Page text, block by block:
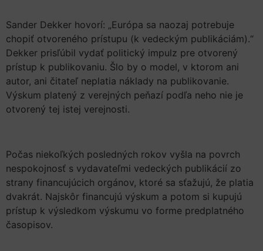
Sander Dekker hovorí: „Európa sa naozaj potrebuje
chopiť otvoreného prístupu (k vedeckým publikáciám).“
Dekker prisľúbil vydať politický impulz pre otvorený
prístup k publikovaniu. Šlo by o model, v ktorom ani
autor, ani čitateľ neplatia náklady na publikovanie.
Výskum platený z verejných peňazí podľa neho nie je
otvorený tej istej verejnosti.
Počas niekoľkých posledných rokov vyšla na povrch
nespokojnosť s vydavateľmi vedeckých publikácií zo
strany financujúcich orgánov, ktoré sa sťažujú, že platia
dvakrát. Najskôr financujú výskum a potom si kupujú
prístup k výsledkom výskumu vo forme predplatného
časopisov.